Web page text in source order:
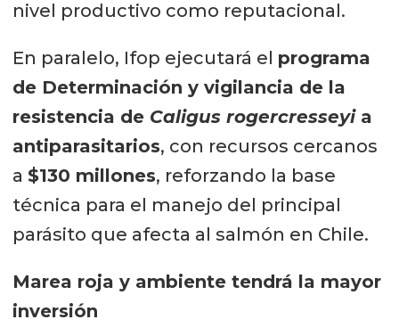
nivel productivo como reputacional.
En paralelo, Ifop ejecutará el programa
de Determinación y vigilancia de la
resistencia de Caligus rogercresseyia
antiparasitarios, con recursos cercanos
a $130 millones, reforzando la base
técnica para el manejo del principal
parásito que afecta al salmón en Chile.
Marea roja y ambiente tendrá la mayor
inversión